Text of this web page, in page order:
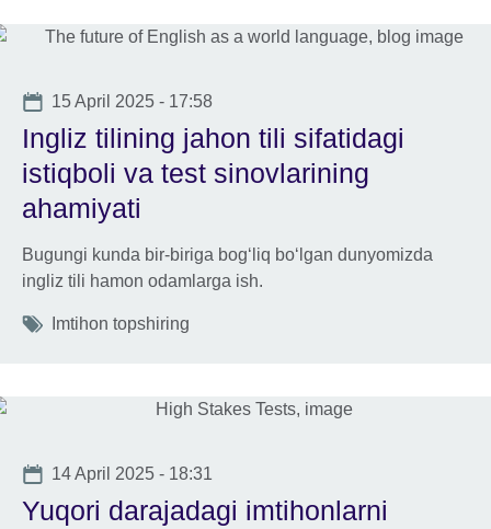
Date
15 April 2025 - 17:58
Ingliz tilining jahon tili sifatidagi
istiqboli va test sinovlarining
ahamiyati
Bugungi kunda bir-biriga bog‘liq bo‘lgan dunyomizda
ingliz tili hamon odamlarga ish.
Tags
Imtihon topshiring
Date
14 April 2025 - 18:31
Yuqori darajadagi imtihonlarni